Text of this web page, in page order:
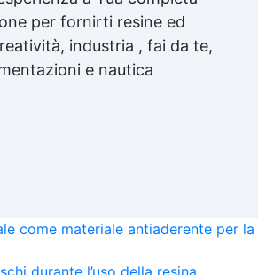
per fornirti resine ed
industria , fai da te,
e nautica
come materiale antiaderente per la
durante l’uso della resina